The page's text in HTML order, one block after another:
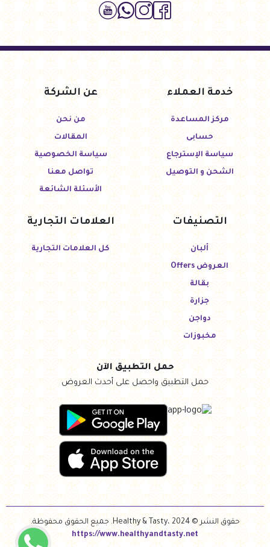
خدمة العملاء
مركز المساعدة
حسابى
سياسة الإسترجاع
الشحن و التوصيل
عن الشركة
من نحن
المقالات
سياسة الخصوصية
تواصل معنا
الأسئلة الشائعة
التصنيفات
ألبان
العروض Offers
بقالة
جزارة
دواجن
مخبوزات
العلامات التجارية
كل العلامات التجارية
حمل التطبيق الآن
حمل التطبيق واحصل على أحدث العروض
حقوق النشر © Healthy & Tasty، 2024. جميع الحقوق محفوظة.
https://www.healthyandtasty.net